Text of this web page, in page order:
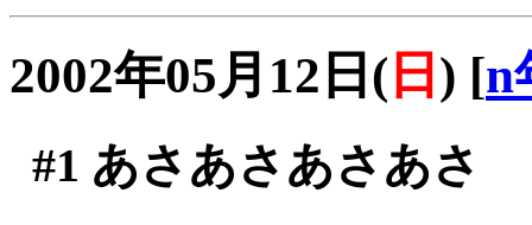
2002年05月12日( 日 ) [n
#1 あさあさあさあさ